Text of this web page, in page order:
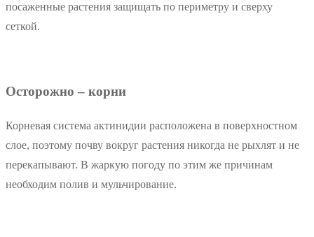
посаженные растения защищать по периметру и сверху
сеткой.
Осторожно – корни
Корневая система актинидии расположена в поверхностном
слое, поэтому почву вокруг растения никогда не рыхлят и не
перекапывают. В жаркую погоду по этим же причинам
необходим полив и мульчирование.